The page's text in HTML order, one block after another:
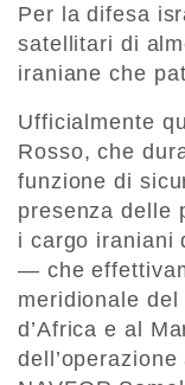
Per la difesa
satellitari di
iraniane che
Ufficialmente
Rosso, che
funzione di
presenza delle
i cargo iraniani
— che
meridionale
d’Africa e al